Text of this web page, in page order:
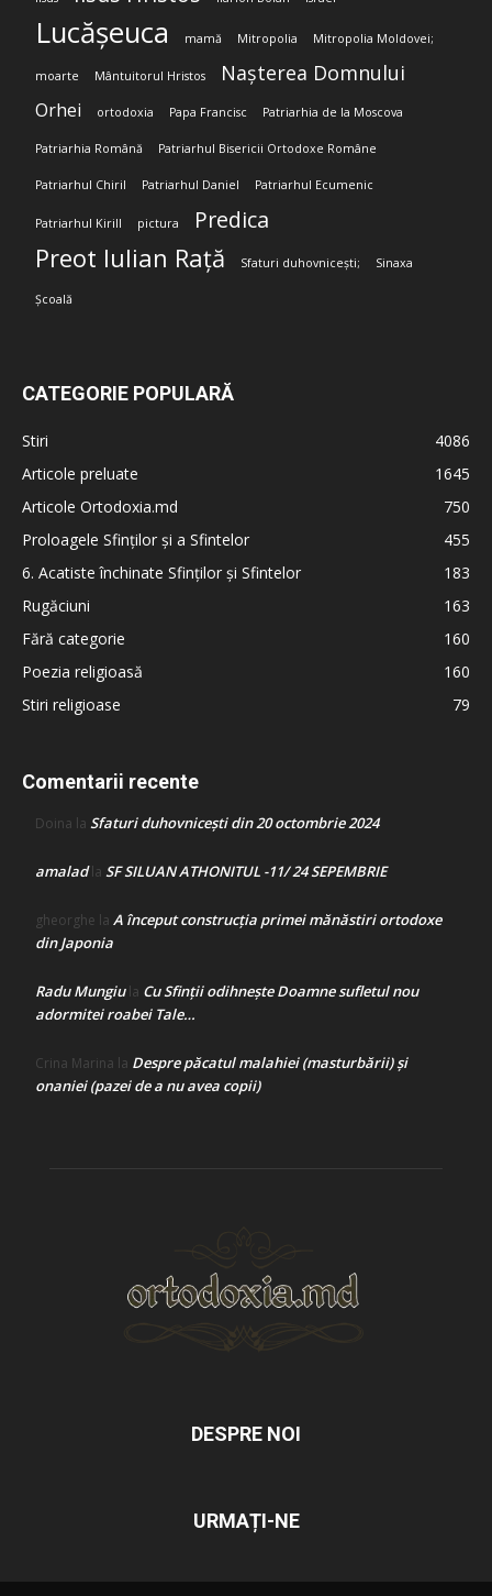
Lucășeuca mamă Mitropolia Mitropolia Moldovei;
moarte Mântuitorul Hristos Nașterea Domnului
Orhei ortodoxia Papa Francisc Patriarhia de la Moscova
Patriarhia Română Patriarhul Bisericii Ortodoxe Române
Patriarhul Chiril Patriarhul Daniel Patriarhul Ecumenic
Patriarhul Kirill pictura Predica
Preot Iulian Rață Sfaturi duhovnicești; Sinaxa
Școală
CATEGORIE POPULARĂ
Stiri
4086
Articole preluate
1645
Articole Ortodoxia.md
750
Proloagele Sfinților și a Sfintelor
455
6. Acatiste închinate Sfinților și Sfintelor
183
Rugăciuni
163
Fără categorie
160
Poezia religioasă
160
Stiri religioase
79
Comentarii recente
Doina la Sfaturi duhovnicești din 20 octombrie 2024
amaladla SF SILUAN ATHONITUL -11/ 24 SEPEMBRIE
gheorghe la A început construcţia primei mănăstiri ortodoxe
din Japonia
Radu Mungiula Cu Sfinții odihnește Doamne sufletul nou
adormitei roabei Tale…
Crina Marina la Despre păcatul malahiei (masturbării) şi
onaniei (pazei de a nu avea copii)
DESPRE NOI
URMAȚI-NE